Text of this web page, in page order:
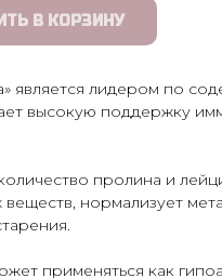
В КОРЗИНУ
является лидером по
высокую поддержку
пролина и
веществ, нормализует
применяться как